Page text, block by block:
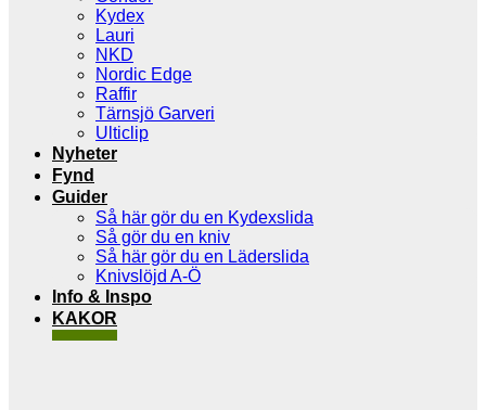
Kydex
Lauri
NKD
Nordic Edge
Raffir
Tärnsjö Garveri
Ulticlip
Nyheter
Fynd
Guider
Så här gör du en Kydexslida
Så gör du en kniv
Så här gör du en Läderslida
Knivslöjd A-Ö
Info & Inspo
KAKOR